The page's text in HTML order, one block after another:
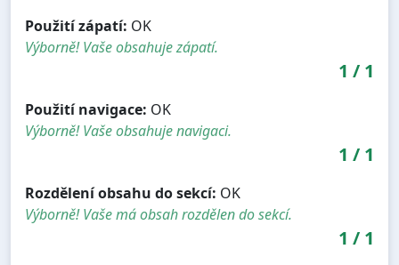
Použití zápatí: OK
Výborně! Vaše obsahuje zápatí.
1 / 1
Použití navigace: OK
Výborně! Vaše obsahuje navigaci.
1 / 1
Rozdělení obsahu do sekcí: OK
Výborně! Vaše má obsah rozdělen do sekcí.
1 / 1